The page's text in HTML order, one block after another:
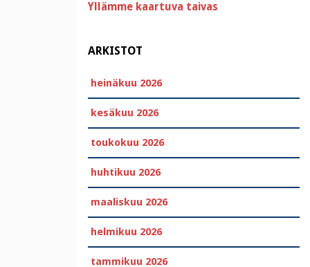
Yllämme kaartuva taivas
ARKISTOT
heinäkuu 2026
kesäkuu 2026
toukokuu 2026
huhtikuu 2026
maaliskuu 2026
helmikuu 2026
tammikuu 2026